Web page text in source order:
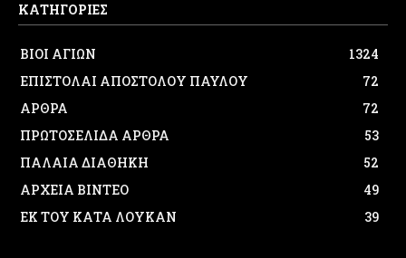
ΚΑΤΗΓΟΡΙΕΣ
ΒΙΟΙ ΑΓΙΩΝ
1324
ΕΠΙΣΤΟΛΑΙ ΑΠΟΣΤΟΛΟΥ ΠΑΥΛΟΥ
72
ΑΡΘΡΑ
72
ΠΡΩΤΟΣΕΛΙΔΑ ΑΡΘΡΑ
53
ΠΑΛΑΙΑ ΔΙΑΘΗΚΗ
52
ΑΡΧΕΙΑ ΒΙΝΤΕΟ
49
ΕΚ ΤΟΥ ΚΑΤΑ ΛΟΥΚΑΝ
39